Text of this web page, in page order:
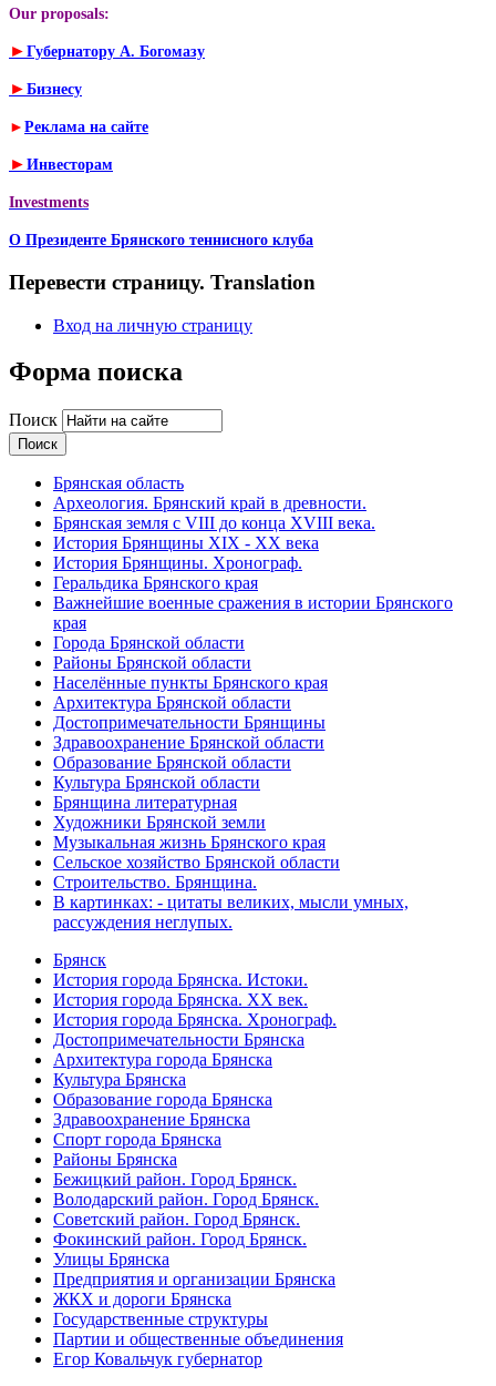
Our proposals:
► Губернатору А. Богомазу
► Бизнесу
► Реклама на сайте
► Инвесторам
Investments
О Президенте Брянского теннисного клуба
Перевести страницу. Translation
Вход на личную страницу
Форма поиска
Поиск
Брянская область
Археология. Брянский край в древности.
Брянская земля с VIII до конца XVIII века.
История Брянщины XIX - XX века
История Брянщины. Хронограф.
Геральдика Брянского края
Важнейшие военные сражения в истории Брянского
края
Города Брянской области
Районы Брянской области
Населённые пункты Брянского края
Архитектура Брянской области
Достопримечательности Брянщины
Здравоохранение Брянской области
Образование Брянской области
Культура Брянской области
Брянщина литературная
Художники Брянской земли
Музыкальная жизнь Брянского края
Сельское хозяйство Брянской области
Строительство. Брянщина.
В картинках: - цитаты великих, мысли умных,
рассуждения неглупых.
Брянск
История города Брянска. Истоки.
История города Брянска. XX век.
История города Брянска. Хронограф.
Достопримечательности Брянска
Архитектура города Брянска
Культура Брянска
Образование города Брянска
Здравоохранение Брянска
Спорт города Брянска
Районы Брянска
Бежицкий район. Город Брянск.
Володарский район. Город Брянск.
Советский район. Город Брянск.
Фокинский район. Город Брянск.
Улицы Брянска
Предприятия и организации Брянска
ЖКХ и дороги Брянска
Государственные структуры
Партии и общественные объединения
Егор Ковальчук губернатор